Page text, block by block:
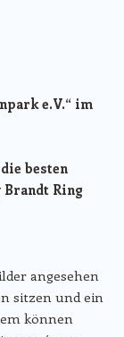
e.V.“ im
besten
Ring
angesehen
sitzen und ein
können